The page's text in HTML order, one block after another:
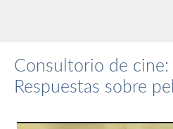
Consultorio de cine:
Respuestas sobre